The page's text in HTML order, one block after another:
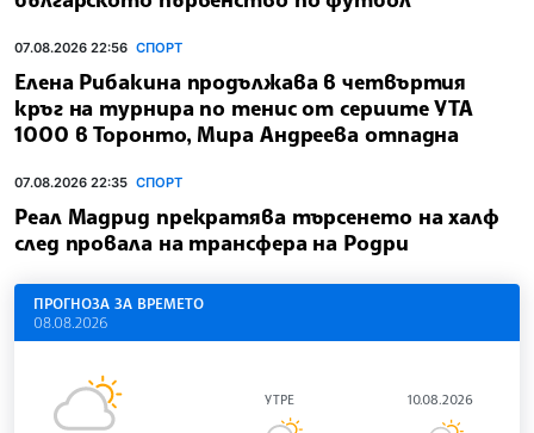
07.08.2026 22:56 СПОРТ
Елена Рибакина продължава в четвъртия
кръг на турнира по тенис от сериите УТА
1000 в Торонто, Мира Андреева отпадна
07.08.2026 22:35 СПОРТ
Реал Мадрид прекратява търсенето на халф
след провала на трансфера на Родри
ПРОГНОЗА ЗА ВРЕМЕТО
08.08.2026
УТРЕ 10.08.2026